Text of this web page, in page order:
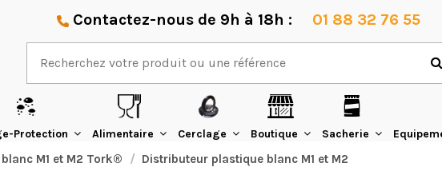
Contactez-nous de 9h à 18h : 01 88 32 76 55
Protection Alimentaire Cerclage Boutique Sacherie
M1 et M2 Tork® Distributeur plastique blanc M1 et M2